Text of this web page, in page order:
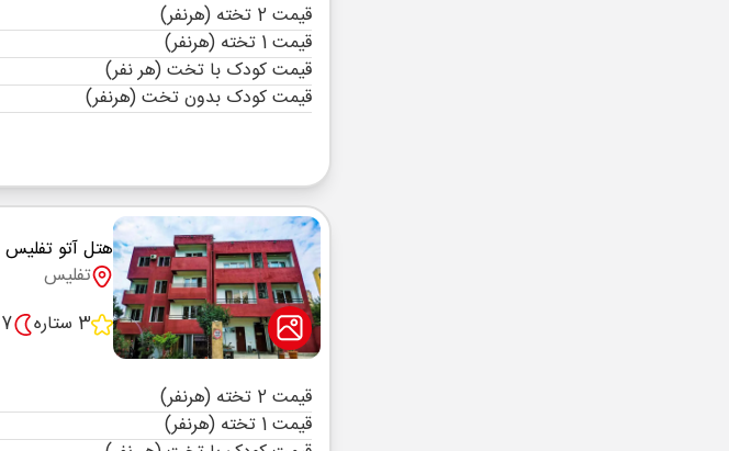
قیمت 2 تخته (هرنفر)
قیمت 1 تخته (هرنفر)
قیمت کودک با تخت (هر نفر)
قیمت کودک بدون تخت (هرنفر)
هتل آتو تفلیس
تفلیس
3 ستاره
7 شب
قیمت 2 تخته (هرنفر)
قیمت 1 تخته (هرنفر)